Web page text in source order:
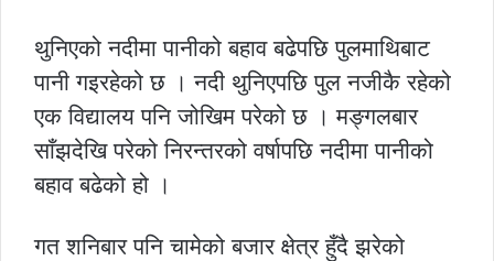
थुनिएको नदीमा पानीको बहाव बढेपछि पुलमाथिबाट
पानी गइरहेको छ । नदी थुनिएपछि पुल नजीकै रहेको
एक विद्यालय पनि जोखिम परेको छ । मङ्गलबार
साँझदेखि परेको निरन्तरको वर्षापछि नदीमा पानीको
बहाव बढेको हो ।
गत शनिबार पनि चामेको बजार क्षेत्र हुँदै झरेको